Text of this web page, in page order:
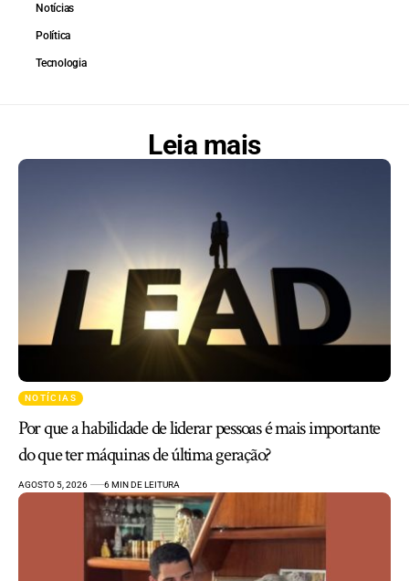
Notícias
Política
Tecnologia
Leia mais
NOTÍCIAS
Por que a habilidade de liderar pessoas é mais importante
do que ter máquinas de última geração?
AGOSTO 5, 2026 6 MIN DE LEITURA